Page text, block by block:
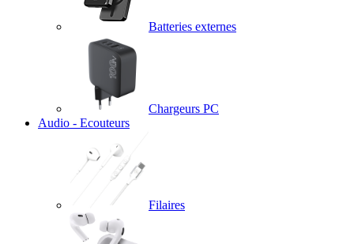
Batteries externes
Chargeurs PC
Audio - Ecouteurs
Filaires